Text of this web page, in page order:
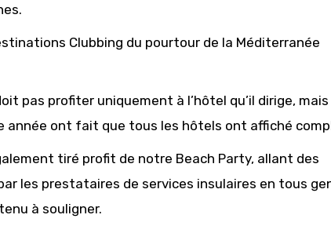
Clubbing du pourtour de la Méditerranée
pas profiter uniquement à l’hôtel qu’il dirige,
année ont fait que tous les hôtels ont affiché
tiré profit de notre Beach Party, allant des
les prestataires de services insulaires en tous
à souligner.